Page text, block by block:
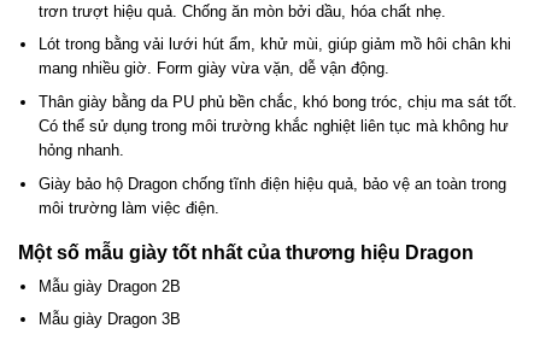
trơn trượt hiệu quả. Chống ăn mòn bởi dầu, hóa chất nhẹ.
Lót trong bằng vải lưới hút ẩm, khử mùi, giúp giảm mồ hôi chân khi
mang nhiều giờ. Form giày vừa vặn, dễ vận động.
Thân giày bằng da PU phủ bền chắc, khó bong tróc, chịu ma sát tốt.
Có thể sử dụng trong môi trường khắc nghiệt liên tục mà không hư
hỏng nhanh.
Giày bảo hộ Dragon chống tĩnh điện hiệu quả, bảo vệ an toàn trong
môi trường làm việc điện.
Một số mẫu giày tốt nhất của thương hiệu Dragon
Mẫu giày Dragon 2B
Mẫu giày Dragon 3B